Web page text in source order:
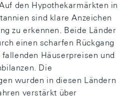
den Hypothekarmärkten in
sind klare Anzeichen
zu erkennen. Beide Länder
einen scharfen Rückgang
Häuserpreisen und
Die
wurden in diesen Ländern
verstärkt über